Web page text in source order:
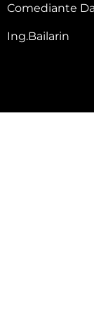
Comediante
Ing.Bailarin